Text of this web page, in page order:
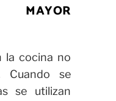
la cocina no
Cuando se
se utilizan